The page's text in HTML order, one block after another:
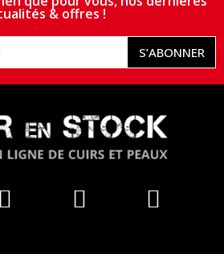
& offres !
S’ABONNER